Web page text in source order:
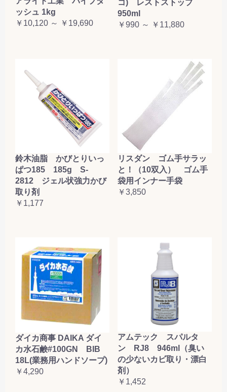
ッシュ 1kg
￥10,120 ～ ￥19,690
コ) レストストップ
950ml
￥990 ～ ￥11,880
鈴木油脂 かびとりいっ
ぱつ185 185g S-
2812 ジェル状強力かび
取り剤
￥1,177
リスダン ゴム手サラッ
と！（10双入） ゴム手
袋用インナー手袋
￥3,850
ダイカ商事 DAIKA ダイ
カ水石鹸#100GN BIB
18L(業務用ハンドソープ)
￥4,290
アムテック スパルタ
ン RJ8 946ml（臭い
の少ないカビ取り・漂白
剤）
￥1,452